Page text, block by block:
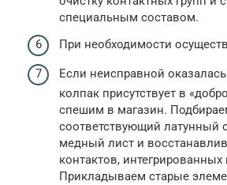
специальным составом.
При необходимости
Если неисправной
колпак присутствует в
спешим в магазин.
соответствующий латунный
медный лист и
контактов, интегрированных
Прикладываем старые